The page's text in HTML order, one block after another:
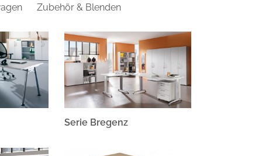
versandkostenfrei.Der Container ist ab Werk
Griffe und Standfüße müssen angeschraubt
| info@hammerbacher.com
Zubehör & Blenden
Serie Bregenz